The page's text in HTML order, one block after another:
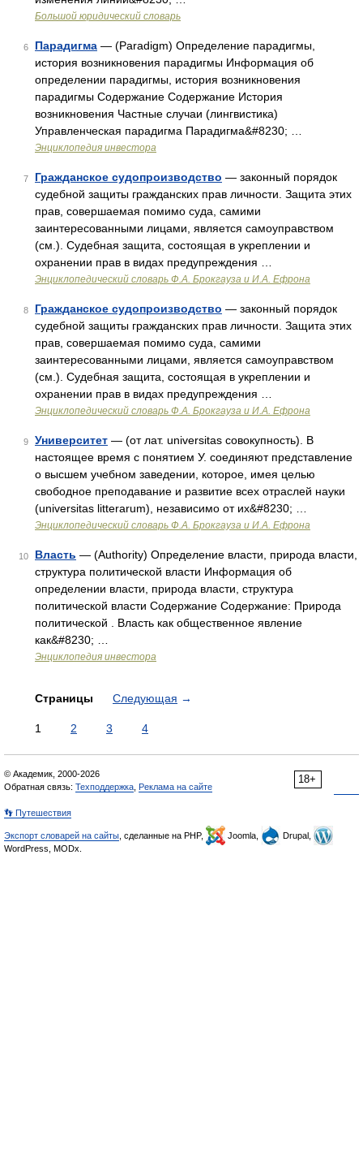
Большой юридический словарь
6 Парадигма — (Paradigm) Определение парадигмы,
история возникновения парадигмы Информация об
определении парадигмы, история возникновения
парадигмы Содержание Содержание История
возникновения Частные случаи (лингвистика)
Управленческая парадигма Парадигма&#8230; …
Энциклопедия инвестора
7 Гражданское судопроизводство — законный порядок
судебной защиты гражданских прав личности. Защита этих
прав, совершаемая помимо суда, самими
заинтересованными лицами, является самоуправством
(см.). Судебная защита, состоящая в укреплении и
охранении прав в видах предупреждения …
Энциклопедический словарь Ф.А. Брокгауза и И.А. Ефрона
8 Гражданское судопроизводство — законный порядок
судебной защиты гражданских прав личности. Защита этих
прав, совершаемая помимо суда, самими
заинтересованными лицами, является самоуправством
(см.). Судебная защита, состоящая в укреплении и
охранении прав в видах предупреждения …
Энциклопедический словарь Ф.А. Брокгауза и И.А. Ефрона
9 Университет — (от лат. universitas совокупность). В
настоящее время с понятием У. соединяют представление
о высшем учебном заведении, которое, имея целью
свободное преподавание и развитие всех отраслей науки
(universitas litterarum), независимо от их&#8230; …
Энциклопедический словарь Ф.А. Брокгауза и И.А. Ефрона
10 Власть — (Authority) Определение власти, природа власти,
структура политической власти Информация об
определении власти, природа власти, структура
политической власти Содержание Содержание: Природа
политической . Власть как общественное явление
как&#8230; …
Энциклопедия инвестора
Страницы Следующая →
1 2 3 4
18+
© Академик, 2000-2026
Обратная связь: Техподдержка Реклама на сайте
👣 Путешествия
Экспорт словарей на сайты , сделанные на PHP, Joomla,
Drupal,
WordPress, MODx.